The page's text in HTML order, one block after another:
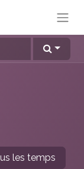
les temps